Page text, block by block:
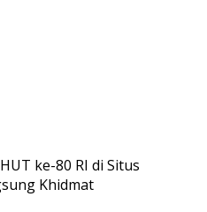
ke-80 RI di Situs
Khidmat